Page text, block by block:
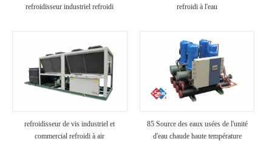
refroidisseur industriel refroidi
refroidi à l'eau
refroidisseur de vis industriel et
commercial refroidi à air
85 Source des eaux usées de l'unité
d'eau chaude haute température